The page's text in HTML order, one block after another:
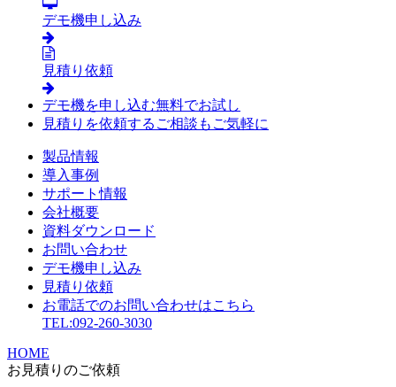
デモ機申し込み
見積り依頼
デモ機を申し込む無料でお試し
見積りを依頼する ご相談もご気軽に
製品情報
導入事例
サポート情報
会社概要
資料ダウンロード
お問い合わせ
デモ機申し込み
見積り依頼
お電話でのお問い合わせはこちら
TEL:092-260-3030
HOME
お見積りのご依頼